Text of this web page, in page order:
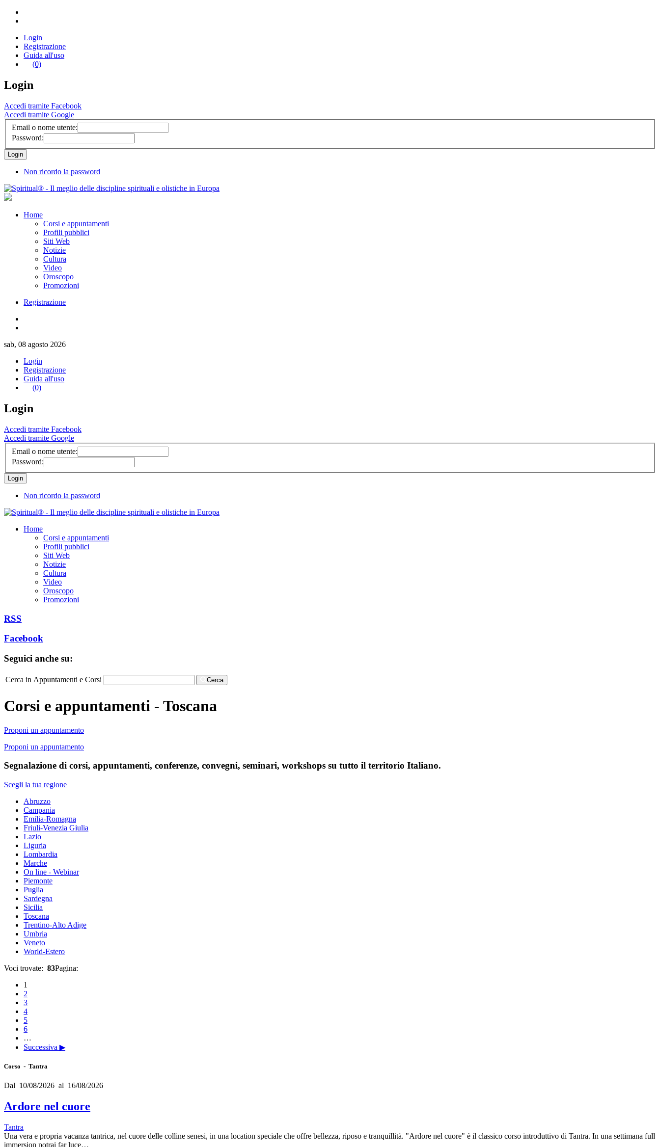
Login
Registrazione
Guida all'uso
(0)
Login
Accedi tramite Facebook
Accedi tramite Google
Email o nome utente:
Password:
Non ricordo la password
Home
Corsi e appuntamenti
Profili pubblici
Siti Web
Notizie
Cultura
Video
Oroscopo
Promozioni
Registrazione
sab, 08 agosto 2026
Login
Registrazione
Guida all'uso
(0)
Login
Accedi tramite Facebook
Accedi tramite Google
Email o nome utente:
Password:
Non ricordo la password
Home
Corsi e appuntamenti
Profili pubblici
Siti Web
Notizie
Cultura
Video
Oroscopo
Promozioni
RSS
Facebook
Seguici anche su:
Cerca in Appuntamenti e Corsi Cerca
Corsi e appuntamenti - Toscana
Proponi un appuntamento
Proponi un appuntamento
Segnalazione di corsi, appuntamenti, conferenze, convegni, seminari, workshops su tutto il territorio Italiano.
Scegli la tua regione
Abruzzo
Campania
Emilia-Romagna
Friuli-Venezia Giulia
Lazio
Liguria
Lombardia
Marche
On line - Webinar
Piemonte
Puglia
Sardegna
Sicilia
Toscana
Trentino-Alto Adige
Umbria
Veneto
World-Estero
Voci trovate: 83Pagina:
1
2
3
4
5
6
…
Successiva ▶
Corso - Tantra
Dal 10/08/2026 al 16/08/2026
Ardore nel cuore
Tantra
Una vera e propria vacanza tantrica, nel cuore delle colline senesi, in una location speciale che offre bellezza, riposo e tranquillità. "Ardore nel cuore" è il classico corso introduttivo di Tantra. In una settimana full
immersion potrai far luce…